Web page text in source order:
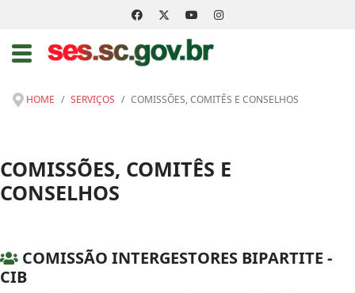
HOME SERVIÇOS COMISSÕES, COMITÊS E CONSELHOS
COMISSÕES, COMITÊS E
CONSELHOS
COMISSÃO INTERGESTORES BIPARTITE -
CIB